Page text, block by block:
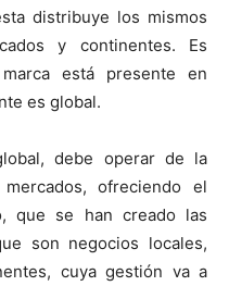
distribuye los mismos
y continentes. Es
está presente en
es global.
debe operar de la
ofreciendo el
que se han creado las
son negocios locales,
cuya gestión va a